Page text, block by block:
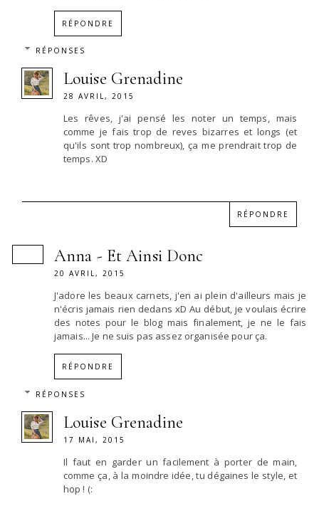
RÉPONDRE
RÉPONSES
Louise Grenadine
28 AVRIL, 2015
Les rêves, j'ai pensé les noter un temps, mais
comme je fais trop de reves bizarres et longs (et
qu'ils sont trop nombreux), ça me prendrait trop de
temps. XD
RÉPONDRE
Anna - Et Ainsi Donc
20 AVRIL, 2015
J'adore les beaux carnets, j'en ai plein d'ailleurs mais je
n'écris jamais rien dedans xD Au début, je voulais écrire
des notes pour le blog mais finalement, je ne le fais
jamais... Je ne suis pas assez organisée pour ça.
RÉPONDRE
RÉPONSES
Louise Grenadine
17 MAI, 2015
Il faut en garder un facilement à porter de main,
comme ça, à la moindre idée, tu dégaines le style, et
hop ! (: